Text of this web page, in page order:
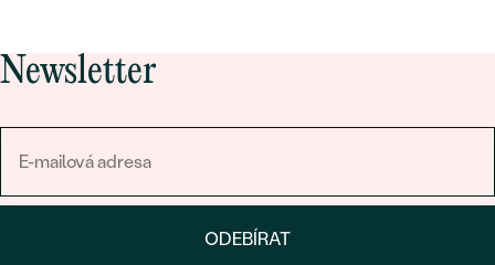
Newsletter
ODEBÍRAT